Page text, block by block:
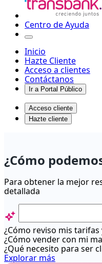
Centro de Ayuda
Inicio
Hazte Cliente
Acceso a clientes
Contáctanos
Ir a Portal Público
Acceso cliente
Hazte cliente
está
compuesto
mi
abono?
Centro
de
ayuda
¿Cómo
Para obtener la mejor
detallada
¿Cómo reviso mis tarifas
¿Cómo vender con mi
¿Qué necesito para ser
Explorar más